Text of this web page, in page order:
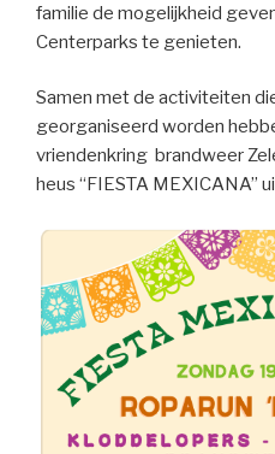
familie de mogelijkheid
Centerparks te genieten.
Samen met de activiteiten
georganiseerd worden
vriendenkring brandweer
heus “FIESTA MEXICANA”